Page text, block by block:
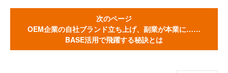
次のページ
OEM企業の自社ブランド立ち上げ、副業が本業に……
BASE活用で飛躍する秘訣とは